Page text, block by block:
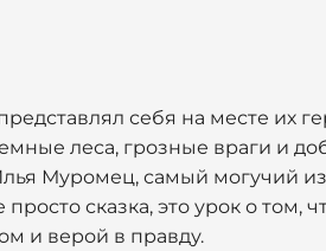
себя на месте их
леса, грозные враги и
Муромец, самый могучий
сказка, это урок о том,
и верой в правду.